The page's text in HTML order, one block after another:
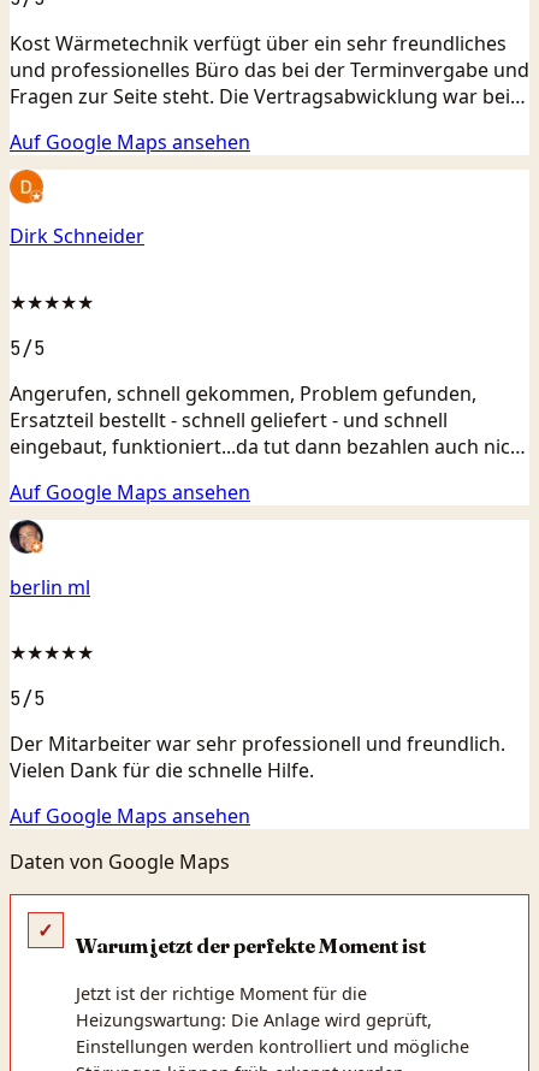
Kost Wärmetechnik verfügt über ein sehr freundliches
und professionelles Büro das bei der Terminvergabe und
Fragen zur Seite steht. Die Vertragsabwicklung war bei
beste Lösung wird gesucht und umgesetzt. Die
Installateure sind gewissenhaft und arbeiten sauber und
ordentlich. Zudem finde ich die Rechnungsstellung sehr
fair und durch die Servicezettel, die man als Kunde
Reparaturauftrags - dieses mal im Bad und zuvor schon
bezüglich der Fernwärmeheizung.
Auf Google Maps ansehen
Dirk Schneider
★★★★★
5/5
Angerufen, schnell gekommen, Problem gefunden,
Ersatzteil bestellt - schnell geliefert - und schnell
eingebaut, funktioniert...da tut dann bezahlen auch nicht
Auf Google Maps ansehen
berlin ml
★★★★★
5/5
Der Mitarbeiter war sehr professionell und freundlich.
Vielen Dank für die schnelle Hilfe.
Auf Google Maps ansehen
Daten von Google Maps
✓
Warum jetzt der perfekte Moment ist
Jetzt ist der richtige Moment für die
Heizungswartung: Die Anlage wird geprüft,
Einstellungen werden kontrolliert und mögliche